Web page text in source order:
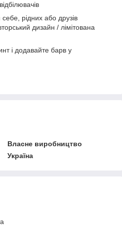
рідних або друзів
дизайн / лімітована
і додавайте барв у
Власне виробництво
Україна